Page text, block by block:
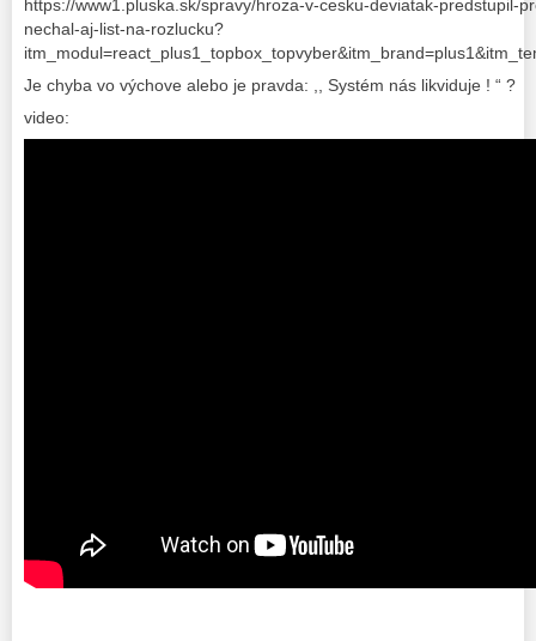
https://www1.pluska.sk/spravy/hroza-v-cesku-deviatak-predstupil-
nechal-aj-list-na-rozlucku?
Je chyba vo výchove alebo je pravda: ,, Systém nás likviduje ! “ ?
video: